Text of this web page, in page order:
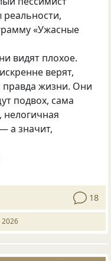
«Ужасные
видят плохое.
верят,
правда жизни. Они
подвох, сама
нелогичная
а значит,
18